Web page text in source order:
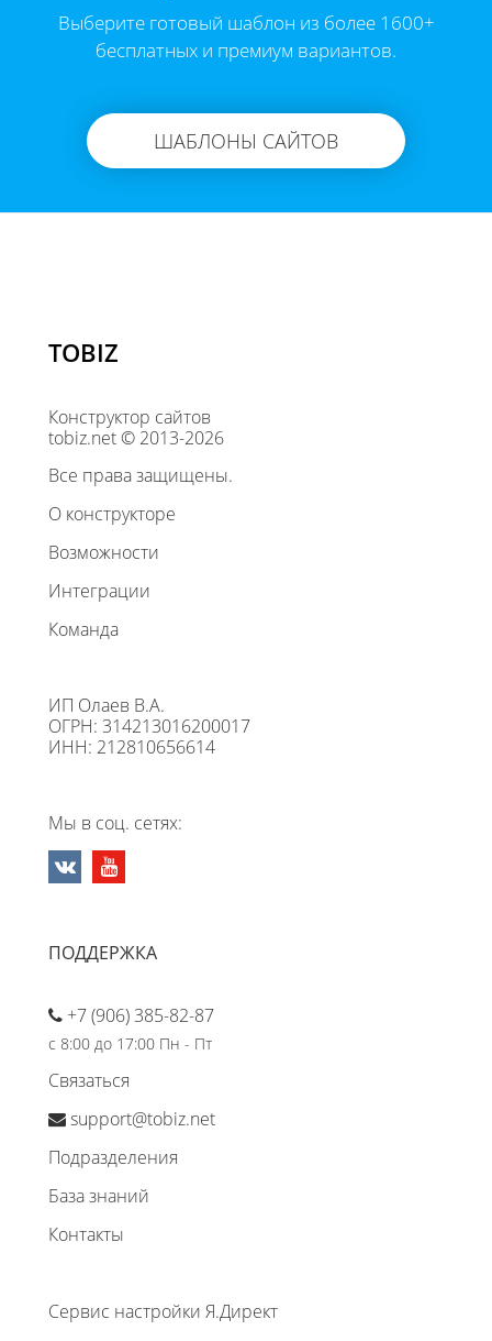
Выберите готовый шаблон из более 1600+
бесплатных и премиум вариантов.
ШАБЛОНЫ САЙТОВ
TOBIZ
Конструктор сайтов
tobiz.net © 2013-2026
Все права защищены.
О конструкторе
Возможности
Интеграции
Команда
ИП Олаев В.А.
ОГРН: 314213016200017
ИНН: 212810656614
Мы в соц. сетях:
ПОДДЕРЖКА
+7 (906) 385-82-87
с 8:00 до 17:00 Пн - Пт
Связаться
support@tobiz.net
Подразделения
База знаний
Контакты
Сервис настройки Я.Директ